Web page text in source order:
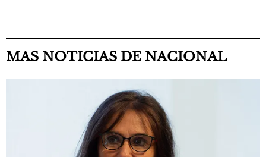
MAS NOTICIAS DE NACIONAL